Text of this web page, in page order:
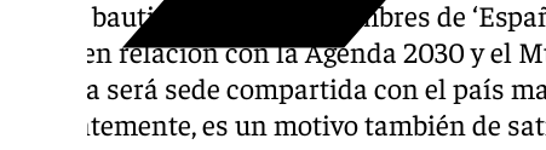
que se bautizarán con los nombres de
2030, en relación con la Agenda 2030 y el
España será sede compartida con el país
evidentemente, es un motivo también de